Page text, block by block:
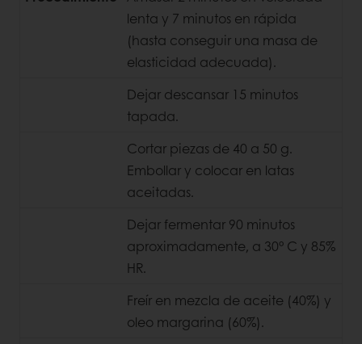
lenta y 7 minutos en rápida
(hasta conseguir una masa de
elasticidad adecuada).
Dejar descansar 15 minutos
tapada.
Cortar piezas de 40 a 50 g.
Embollar y colocar en latas
aceitadas.
Dejar fermentar 90 minutos
aproximadamente, a 30° C y 85%
HR.
Freír en mezcla de aceite (40%) y
oleo margarina (60%).